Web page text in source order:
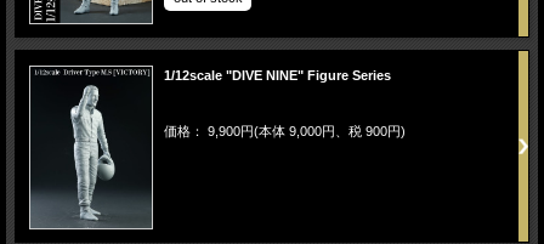
1/12scale "DIVE NINE" Figure Series
価格： 9,900円(本体 9,000円、税 900円)